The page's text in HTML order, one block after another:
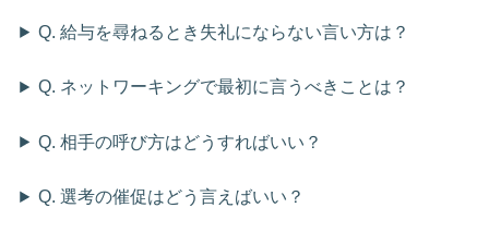
Q. 給与を尋ねるとき失礼にならない言い方は？
Q. ネットワーキングで最初に言うべきことは？
Q. 相手の呼び方はどうすればいい？
Q. 選考の催促はどう言えばいい？